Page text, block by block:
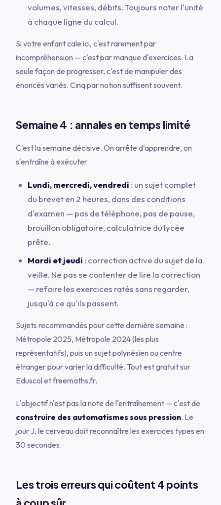
volumes, vitesses, débits. Toujours noter l'unité
à chaque ligne du calcul.
Si votre enfant cale ici, c'est rarement par
incompréhension — c'est par manque d'exercices. La
seule façon de progresser, c'est de manipuler des
énoncés variés. Cinq par notion suffisent souvent.
Semaine 4 : annales en temps limité
C'est la semaine décisive. On arrête d'apprendre, on
s'entraîne à exécuter.
Lundi, mercredi, vendredi : un sujet complet
du brevet en 2 heures, dans des conditions
d'examen — pas de téléphone, pas de pause,
brouillon obligatoire, calculatrice du lycée
prête.
Mardi et jeudi : correction active du sujet de la
veille. Ne pas se contenter de lire la correction
— refaire les exercices ratés sans regarder,
jusqu'à ce qu'ils passent.
Sujets recommandés pour cette dernière semaine :
Métropole 2025, Métropole 2024 (les plus
représentatifs), puis un sujet polynésien ou centre
étranger pour varier la difficulté. Tout est gratuit sur
Eduscol et freemaths.fr.
L'objectif n'est pas la note de l'entraînement — c'est de
construire des automatismes sous pression. Le
jour J, le cerveau doit reconnaître les exercices types en
30 secondes.
Les trois erreurs qui coûtent 4 points